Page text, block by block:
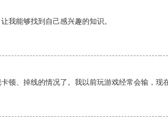
我能够找到自己感兴趣的知识。
顿、掉线的情况了。我以前玩游戏经常会输，现